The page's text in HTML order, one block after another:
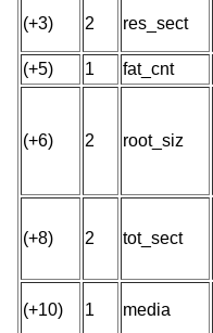
(+3) 2 res_sect
(+5)
1 fat_cnt
(+6) 2 root_siz
(+8) 2 tot_sect
(+10) 1 media